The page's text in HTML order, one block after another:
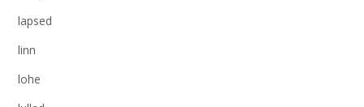
lapsed
linn
lohe